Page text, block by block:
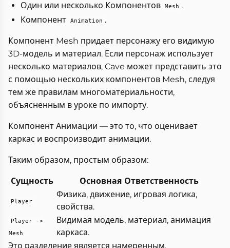
Один или несколько Компонентов Mesh .
Компонент Animation .
Компонент Mesh придает персонажу его видимую
3D-модель и материал. Если персонаж использует
несколько материалов, Cave может представить это
с помощью нескольких компонентов Mesh, следуя
тем же правилам многоматериальности,
объясненным в уроке по импорту.
Компонент Анимации — это то, что оценивает
каркас и воспроизводит анимации.
Таким образом, простым образом:
Сущность Основная Ответственность
Player
Физика, движение, игровая логика,
свойства.
Player ->
Mesh
Видимая модель, материал, анимация
каркаса.
Это разделение является намеренным.